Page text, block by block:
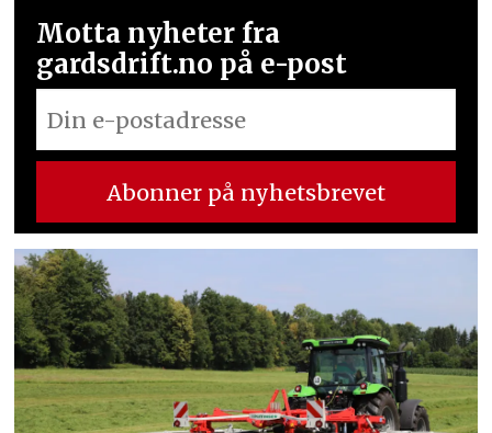
Motta nyheter fra
gardsdrift.no på e-post